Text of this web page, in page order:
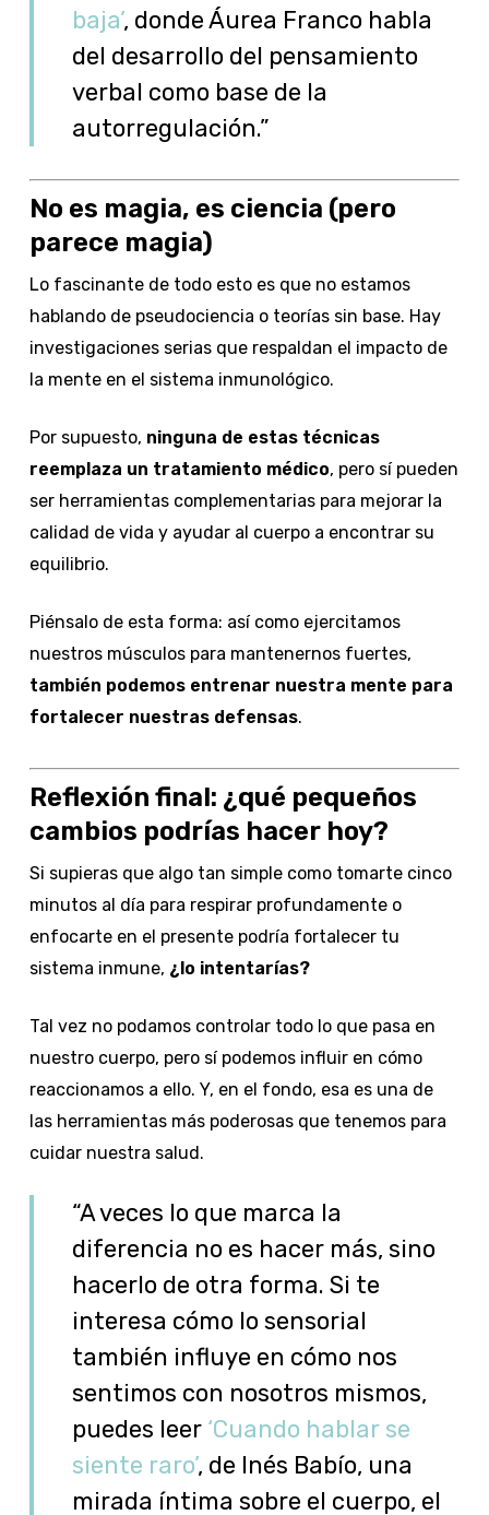
baja’, donde Áurea Franco habla
del desarrollo del pensamiento
verbal como base de la
autorregulación.”
No es magia, es ciencia (pero
parece magia)
Lo fascinante de todo esto es que no estamos
hablando de pseudociencia o teorías sin base. Hay
investigaciones serias que respaldan el impacto de
la mente en el sistema inmunológico.
Por supuesto, ninguna de estas técnicas
reemplaza un tratamiento médico, pero sí pueden
ser herramientas complementarias para mejorar la
calidad de vida y ayudar al cuerpo a encontrar su
equilibrio.
Piénsalo de esta forma: así como ejercitamos
nuestros músculos para mantenernos fuertes,
también podemos entrenar nuestra mente para
fortalecer nuestras defensas.
Reflexión final: ¿qué pequeños
cambios podrías hacer hoy?
Si supieras que algo tan simple como tomarte cinco
minutos al día para respirar profundamente o
enfocarte en el presente podría fortalecer tu
sistema inmune, ¿lo intentarías?
Tal vez no podamos controlar todo lo que pasa en
nuestro cuerpo, pero sí podemos influir en cómo
reaccionamos a ello. Y, en el fondo, esa es una de
las herramientas más poderosas que tenemos para
cuidar nuestra salud.
“A veces lo que marca la
diferencia no es hacer más, sino
hacerlo de otra forma. Si te
interesa cómo lo sensorial
también influye en cómo nos
sentimos con nosotros mismos,
puedes leer ‘Cuando hablar se
siente raro’, de Inés Babío, una
mirada íntima sobre el cuerpo, el